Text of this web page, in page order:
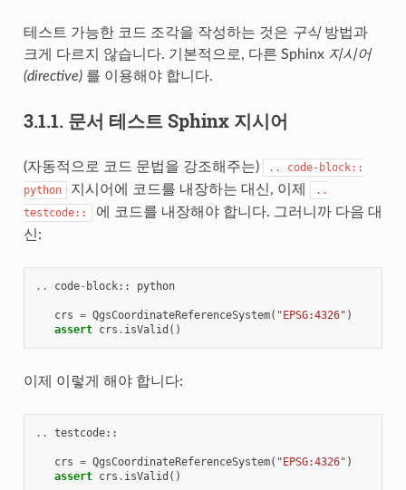
테스트 가능한 코드 조각을 작성하는 것은 구식방법과
크게 다르지 않습니다. 기본적으로, 다른 Sphinx 지시어
(directive)를 이용해야 합니다.
3.1.1. 문서 테스트 Sphinx 지시어
(자동적으로 코드 문법을 강조해주는) ..
code-block::
python
지시어에 코드를 내장하는 대신, 이제
..
testcode::
에 코드를 내장해야 합니다. 그러니까 다음 대
신:
.. code- block:: python
crs = QgsCoordinateReferenceSystem( "EPSG:4326" )
assert crs . isValid ()
이제 이렇게 해야 합니다:
.. testcode::
crs = QgsCoordinateReferenceSystem( "EPSG:4326" )
assert crs . isValid ()